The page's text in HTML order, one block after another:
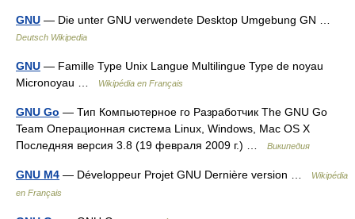
GNU — Die unter GNU verwendete Desktop Umgebung GN …
Deutsch Wikipedia
GNU — Famille Type Unix Langue Multilingue Type de noyau
Micronoyau …
Wikipédia en Français
GNU Go — Тип Компьютерное го Разработчик The GNU Go
Team Операционная система Linux, Windows, Mac OS X
Последняя версия 3.8 (19 февраля 2009 г.) …
Википедия
GNU M4 — Développeur Projet GNU Dernière version …
Wikipédia
en Français